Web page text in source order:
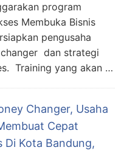
program
Membuka Bisnis
pengusaha
dan strategi
Training yang akan …
Changer, Usaha
Cepat
Di Kota Bandung,